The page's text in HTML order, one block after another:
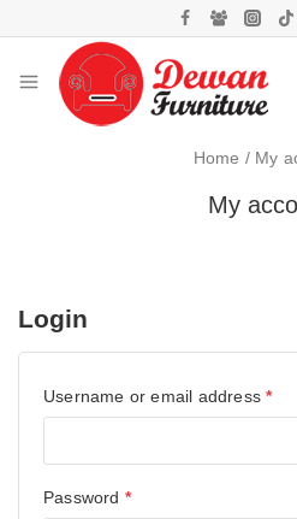
Home / My
My
Login
Username or email address*
Password *